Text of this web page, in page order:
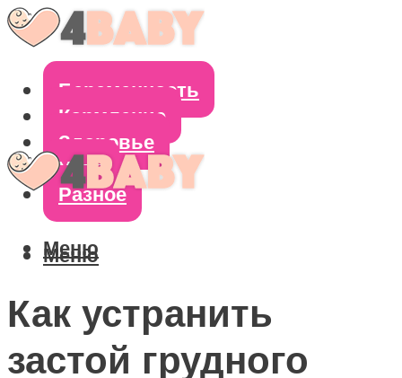
Беременность
Кормление
Здоровье
Уход
Разное
Меню
Меню
Как устранить
застой грудного